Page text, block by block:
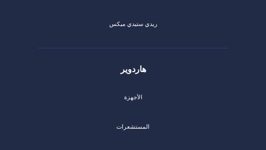
ريدي ستيدي ميكس
هاردوير
الأجهزة
المستشعرات